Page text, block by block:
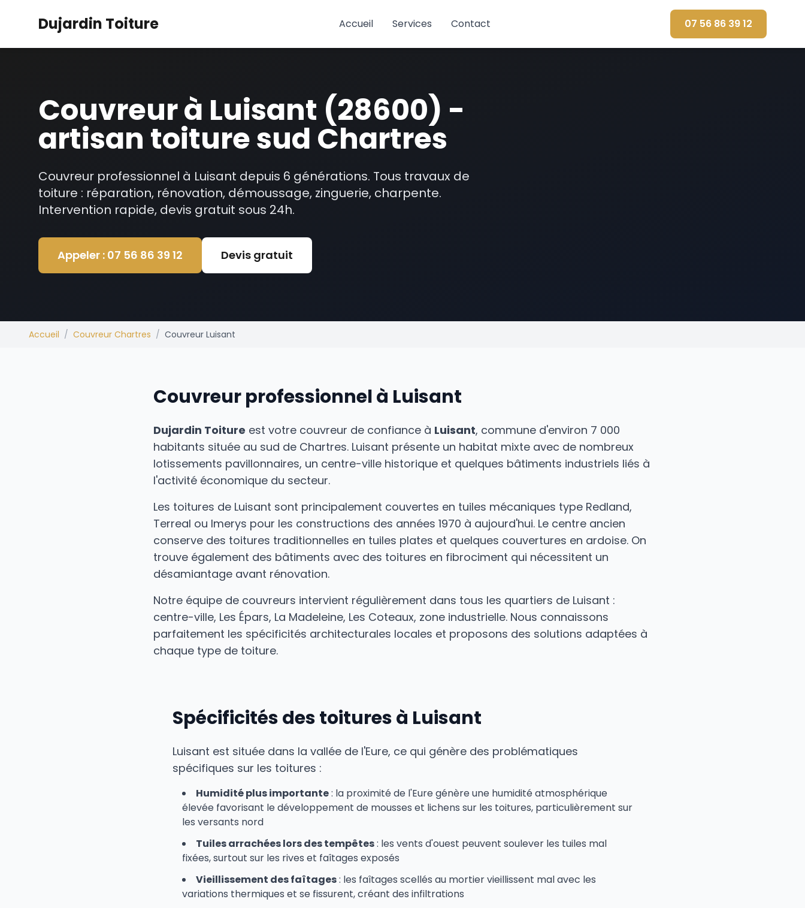
Dujardin Toiture Accueil Services Contact 07 56 86 39 12
Couvreur à Luisant (28600) -
artisan toiture sud Chartres
Couvreur professionnel à Luisant depuis 6 générations. Tous travaux de
toiture : réparation, rénovation, démoussage, zinguerie, charpente.
Intervention rapide, devis gratuit sous 24h.
Appeler : 07 56 86 39 12 Devis gratuit
Accueil / Couvreur Chartres / Couvreur Luisant
Couvreur professionnel à Luisant
Dujardin Toiture est votre couvreur de confiance à Luisant, commune d'environ 7 000
habitants située au sud de Chartres. Luisant présente un habitat mixte avec de nombreux
lotissements pavillonnaires, un centre-ville historique et quelques bâtiments industriels liés à
l'activité économique du secteur.
Les toitures de Luisant sont principalement couvertes en tuiles mécaniques type Redland,
Terreal ou Imerys pour les constructions des années 1970 à aujourd'hui. Le centre ancien
conserve des toitures traditionnelles en tuiles plates et quelques couvertures en ardoise. On
trouve également des bâtiments avec des toitures en fibrociment qui nécessitent un
désamiantage avant rénovation.
Notre équipe de couvreurs intervient régulièrement dans tous les quartiers de Luisant :
centre-ville, Les Épars, La Madeleine, Les Coteaux, zone industrielle. Nous connaissons
parfaitement les spécificités architecturales locales et proposons des solutions adaptées à
chaque type de toiture.
Spécificités des toitures à Luisant
Luisant est située dans la vallée de l'Eure, ce qui génère des problématiques
spécifiques sur les toitures :
Humidité plus importante: la proximité de l'Eure génère une humidité atmosphérique
élevée favorisant le développement de mousses et lichens sur les toitures, particulièrement sur
les versants nord
Tuiles arrachées lors des tempêtes: les vents d'ouest peuvent soulever les tuiles mal
fixées, surtout sur les rives et faîtages exposés
Vieillissement des faîtages: les faîtages scellés au mortier vieillissent mal avec les
variations thermiques et se fissurent, créant des infiltrations